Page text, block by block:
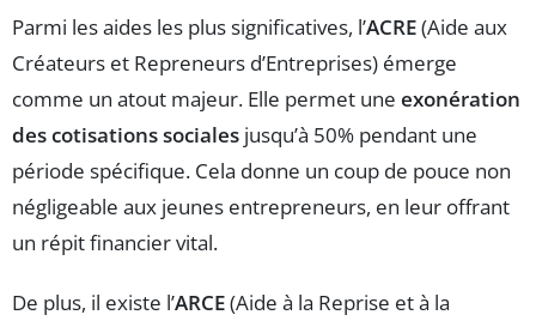
Parmi les aides les plus significatives, l’ACRE(Aide aux
Créateurs et Repreneurs d’Entreprises) émerge
comme un atout majeur. Elle permet une exonération
des cotisations sociales jusqu’à 50% pendant une
période spécifique. Cela donne un coup de pouce non
négligeable aux jeunes entrepreneurs, en leur offrant
un répit financier vital.
De plus, il existe l’ARCE(Aide à la Reprise et à la